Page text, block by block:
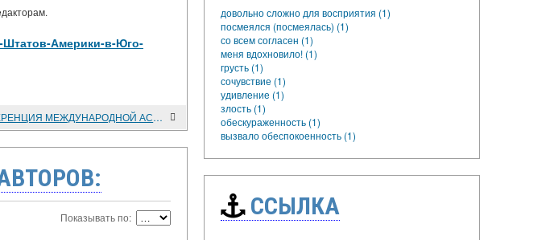
Штатов-Америки-в-Юго-
21-я КОНФЕРЕНЦИЯ МЕЖДУНАРОДНОЙ АССОЦИАЦИИ ИСТОРИКОВ АЗИИ
Показывать по:
довольно сложно для восприятия (1)
посмеялся (посмеялась) (1)
со всем согласен (1)
меня вдохновило! (1)
грусть (1)
сочувствие (1)
удивление (1)
злость (1)
обескураженность (1)
вызвало обеспокоенность (1)
ССЫЛКА